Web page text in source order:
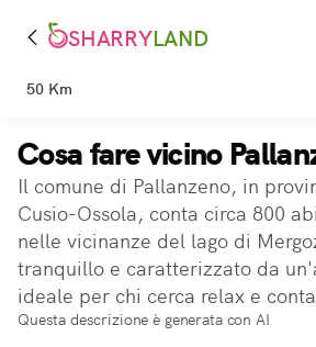
SHARRYLAND
50 Km
Cosa fare vicino
Il comune di Pallanzeno, in
Cusio-Ossola, conta circa 800
nelle vicinanze del lago di
tranquillo e caratterizzato da
ideale per chi cerca relax e
Questa descrizione è generata con AI